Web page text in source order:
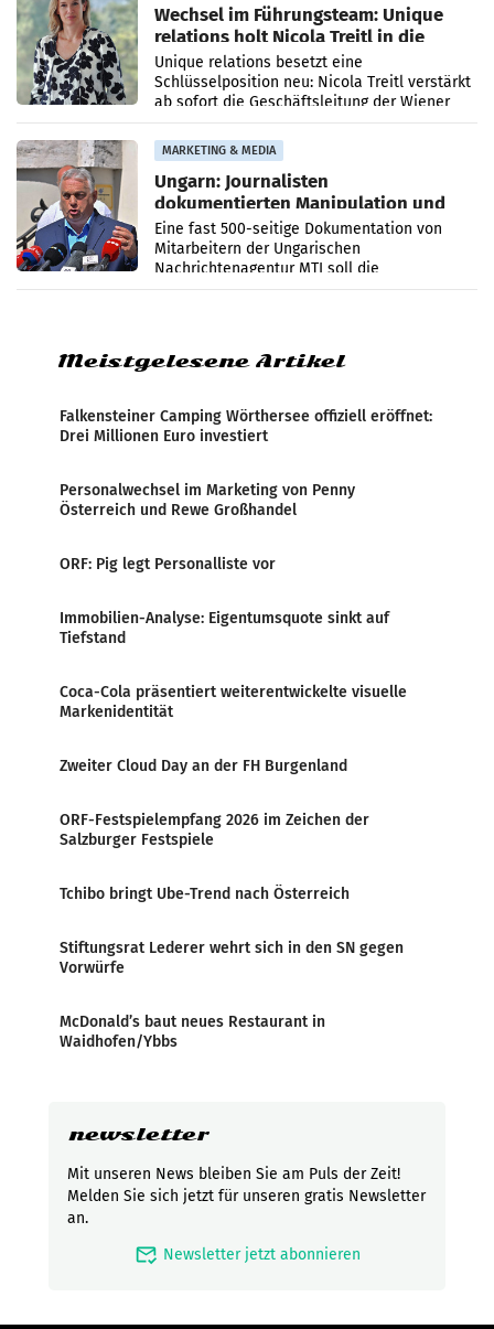
Wechsel im Führungsteam: Unique
relations holt Nicola Treitl in die
Geschäftsleitung
Unique relations besetzt eine
Schlüsselposition neu: Nicola Treitl verstärkt
ab sofort die Geschäftsleitung der Wiener
PR-Agentur an der Seite von Josef Kalina und
Anna Kalina-Mahr.
MARKETING & MEDIA
Ungarn: Journalisten
dokumentierten Manipulation und
Zensur
Eine fast 500-seitige Dokumentation von
Mitarbeitern der Ungarischen
Nachrichtenagentur MTI soll die
systematische Nachrichten-Manipulation und
Meistgelesene Artikel
Falkensteiner Camping Wörthersee offiziell eröffnet:
Drei Millionen Euro investiert
Personalwechsel im Marketing von Penny
Österreich und Rewe Großhandel
ORF: Pig legt Personalliste vor
Immobilien-Analyse: Eigentumsquote sinkt auf
Tiefstand
Coca-Cola präsentiert weiterentwickelte visuelle
Markenidentität
Zweiter Cloud Day an der FH Burgenland
ORF-Festspielempfang 2026 im Zeichen der
Salzburger Festspiele
Tchibo bringt Ube-Trend nach Österreich
Stiftungsrat Lederer wehrt sich in den SN gegen
Vorwürfe
McDonald’s baut neues Restaurant in
Waidhofen/Ybbs
newsletter
Mit unseren News bleiben Sie am Puls der Zeit!
Melden Sie sich jetzt für unseren gratis Newsletter
an.
mark_email_read Newsletter jetzt abonnieren